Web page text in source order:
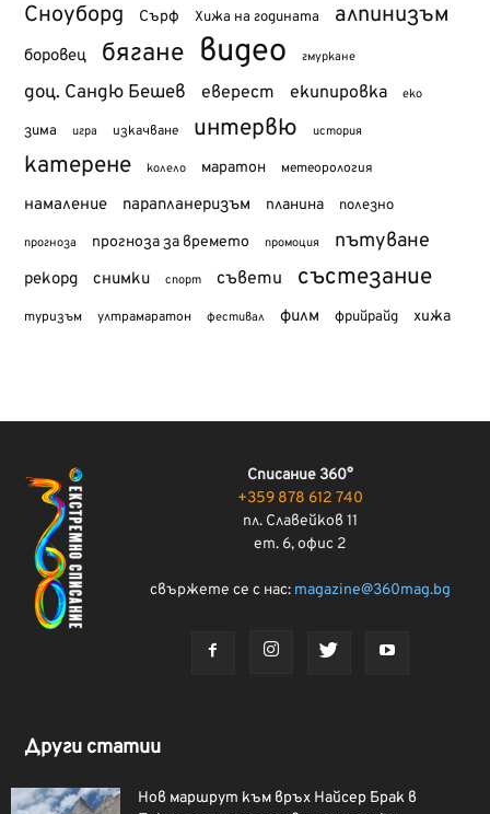
Сноуборд Сърф Хижа на годината алпинизъм
боровец бягане видео гмуркане
доц. Сандю Бешев еверест екипировка еко
зима игра изкачване интервю история
катерене колело маратон метеорология
намаление парапланеризъм планина полезно
прогноза прогноза за времето промоция пътуване
рекорд снимки спорт съвети състезание
туризъм ултрамаратон фестивал филм фрийрайд хижа
Списание 360°
+359 878 612 740
пл. Славейков 11
ет. 6, офис 2
свържете се с нас: magazine@360mag.bg
Други статии
Нов маршрут към връх Найсер Брак в